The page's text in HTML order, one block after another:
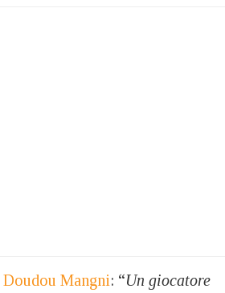
Doudou Mangni: “Un giocatore